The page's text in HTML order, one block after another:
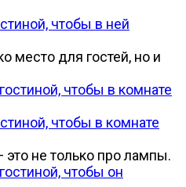
чтобы в ней
место для гостей, но и
чтобы в комнате
не только про лампы.